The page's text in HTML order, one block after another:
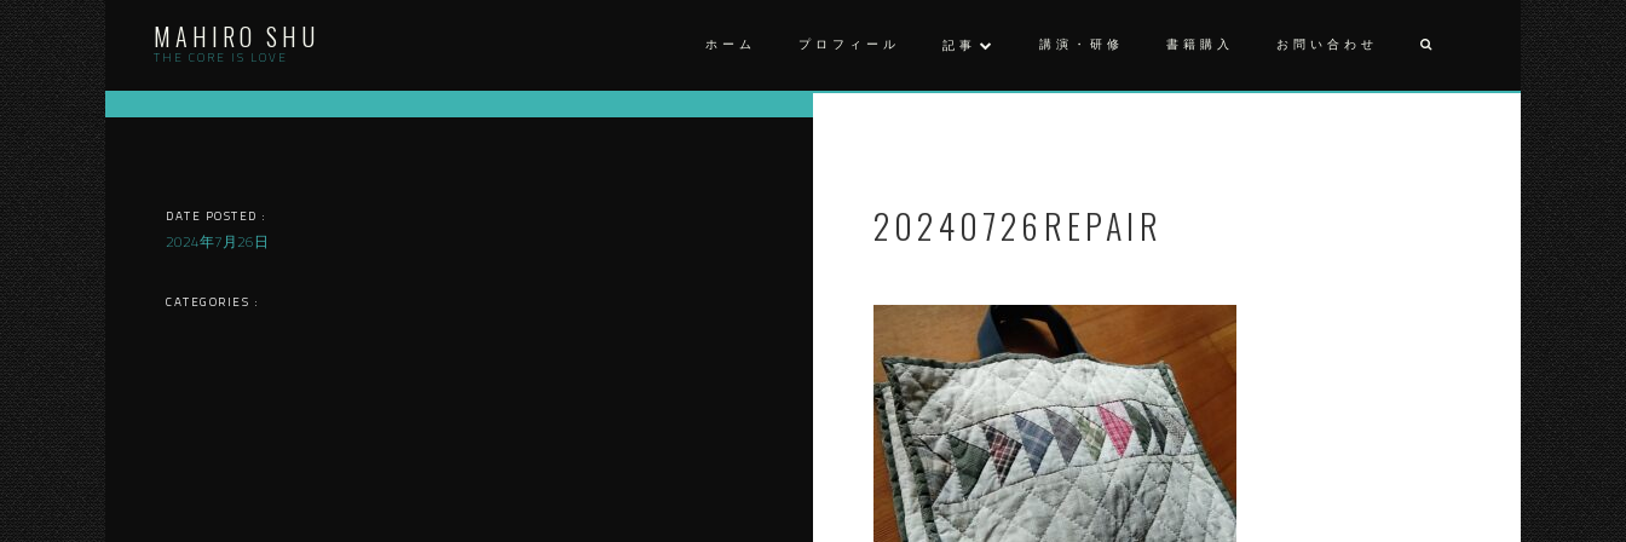
Skip
to
content
MAHIRO SHU
THE CORE IS LOVE
ホーム プロフィール 記事 講演・研修 書籍購入 お問い合わせ
DATE POSTED :
2024年7月26日
CATEGORIES :
20240726REPAIR
投
稿
ナ
ビ
ゲ
ー
シ
ョ
ン